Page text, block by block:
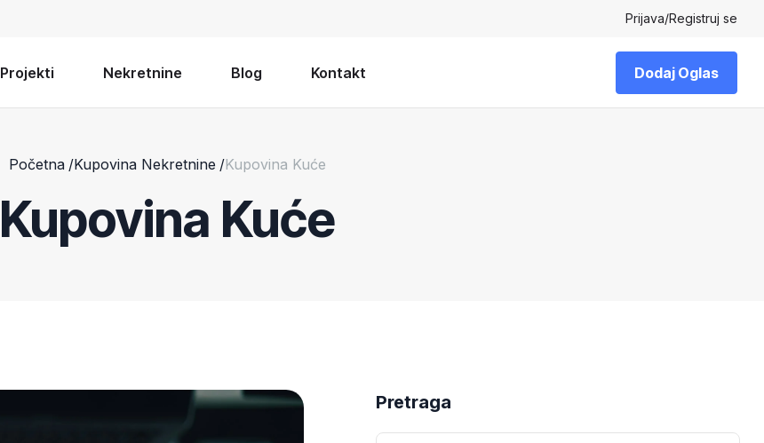
Prijava/Registruj se
Projekti Nekretnine Blog Kontakt Dodaj Oglas
Početna /Kupovina Nekretnine /Kupovina Kuće
Kupovina Kuće
Pretraga